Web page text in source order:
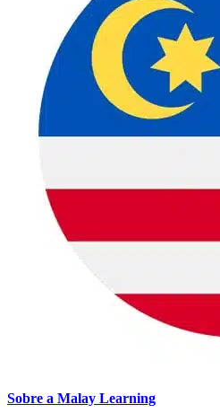
Sobre a Malay Learning